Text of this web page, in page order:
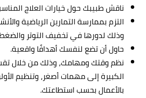
ناقش طبيبك حول خيارات العلاج
التزم بممارسة التمارين الرياضية
وذلك لدورها في تخفيف التوتر
حاول أن تضع لنفسك أهدافًا واقعية.
نظم وقتك ومهامك، وذلك من خلال
الكبيرة إلى مهمات أصغر، وتنظيم
بالأعمال بحسب استطاعتك.